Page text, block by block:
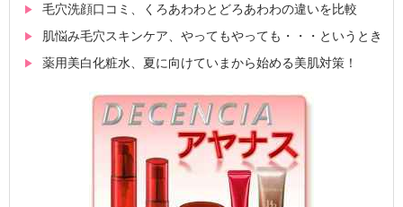
毛穴洗顔口コミ、くろあわわとどろあわわの違いを比較
肌悩み毛穴スキンケア、やってもやっても・・・というとき
薬用美白化粧水、夏に向けていまから始める美肌対策！